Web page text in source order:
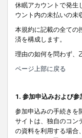
休眠アカウントで発生
ウント内の未払いの未
本規約に記載の全ての
済を構成します。
理由の如何を問わず、
ページ上部に戻る
1. 参加申込みおよび参
参加申込みの手続きを
サイトは、独自のコン
の資料を利用する場合